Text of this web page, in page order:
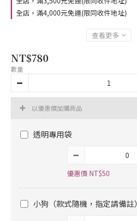
全店，滿4,000元免運(限同收件地址)
查看更多
NT$780
數量
以優惠價加購商品
透明專用袋
優惠價 NT$50
小狗（款式隨機，指定請備註）